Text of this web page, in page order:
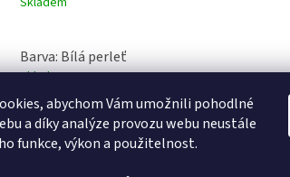
abychom Vám umožnili pohodlné
a díky analýze provozu webu neustále
funkce, výkon a použitelnost.
Barva: Bílá perleť
Skladem